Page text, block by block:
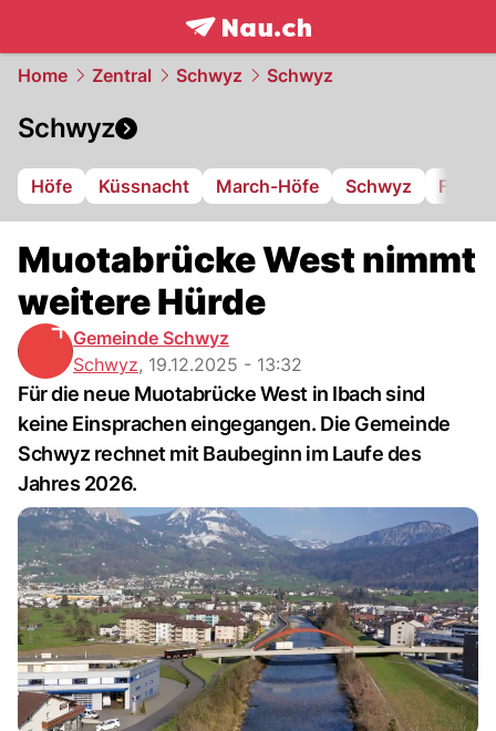
frontpage.NAU.ch
Home Zentral Schwyz Schwyz
Schwyz
Höfe Küssnacht March-Höfe Schwyz FC
Muotabrücke West nimmt
weitere Hürde
Gemeinde Schwyz
Schwyz, 19.12.2025 - 13:32
Für die neue Muotabrücke West in Ibach sind
keine Einsprachen eingegangen. Die Gemeinde
Schwyz rechnet mit Baubeginn im Laufe des
Jahres 2026.